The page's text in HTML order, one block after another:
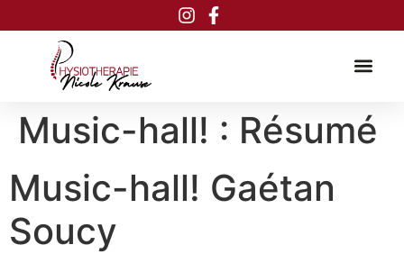
Music-hall! : Résumé
Music-hall! Gaétan
Soucy